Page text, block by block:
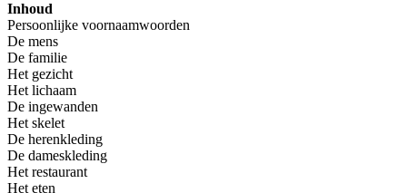
Inhoud
Persoonlijke voornaamwoorden
De mens
De familie
Het gezicht
Het lichaam
De ingewanden
Het skelet
De herenkleding
De dameskleding
Het restaurant
Het eten